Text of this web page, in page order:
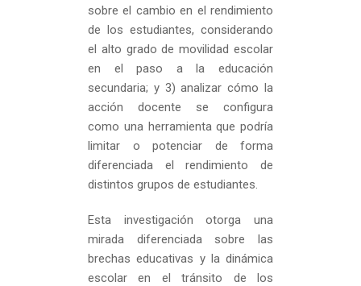
sobre el cambio en el rendimiento
de los estudiantes, considerando
el alto grado de movilidad escolar
en el paso a la educación
secundaria; y 3) analizar cómo la
acción docente se configura
como una herramienta que podría
limitar o potenciar de forma
diferenciada el rendimiento de
distintos grupos de estudiantes.
Esta investigación otorga una
mirada diferenciada sobre las
brechas educativas y la dinámica
escolar en el tránsito de los